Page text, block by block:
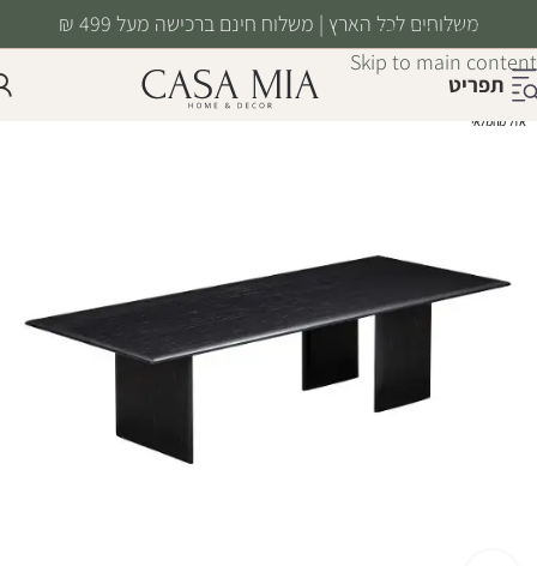
Skip to navigation
Skip to main content
משלוחים לכל הארץ | משלוח חינם ברכישה מעל 499 ₪
תפריט
אזל מהמלאי